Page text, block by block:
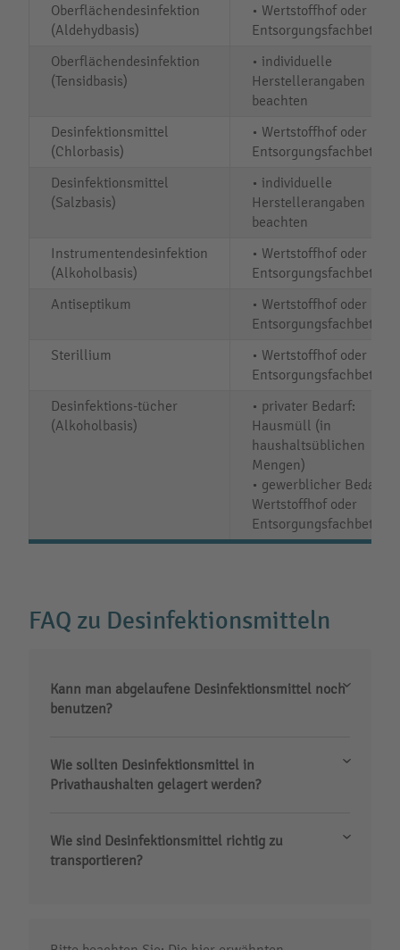
Oberflächendesinfektion
(Aldehydbasis)
• Wertstoffhof oder
Entsorgungsfachbetrieb
Oberflächendesinfektion
(Tensidbasis)
• individuelle
Herstellerangaben
beachten
Desinfektionsmittel
(Chlorbasis)
• Wertstoffhof oder
Entsorgungsfachbetrieb
Desinfektionsmittel
(Salzbasis)
• individuelle
Herstellerangaben
beachten
Instrumentendesinfektion
(Alkoholbasis)
• Wertstoffhof oder
Entsorgungsfachbetrieb
Antiseptikum
• Wertstoffhof oder
Entsorgungsfachbetrieb
Sterillium
• Wertstoffhof oder
Entsorgungsfachbetrieb
Desinfektions-tücher
(Alkoholbasis)
• privater Bedarf:
Hausmüll (in
haushaltsüblichen
Mengen)
• gewerblicher Bedarf:
Wertstoffhof oder
Entsorgungsfachbetrieb
FAQ zu Desinfektionsmitteln
Kann man abgelaufene Desinfektionsmittel noch
benutzen?
Wie sollten Desinfektionsmittel in
Privathaushalten gelagert werden?
Wie sind Desinfektionsmittel richtig zu
transportieren?